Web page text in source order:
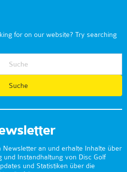
for on our website? Try searching
Newsletter an und erhalte Inhalte über
und Instandhaltung von Disc Golf
und Statistiken über die